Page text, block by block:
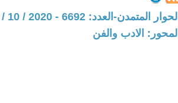
الحوار المتمدن-العدد: 6692 - 2020 / 10 / 1 - 22:32
المحور: الادب والفن